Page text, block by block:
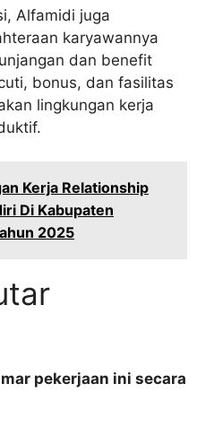
Alfamidi juga
karyawannya
dan benefit
bonus, dan fasilitas
lingkungan kerja
Kerja Relationship
Di Kabupaten
2025
pekerjaan ini secara